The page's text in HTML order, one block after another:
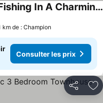
Snowmobile, Utv Trails, Fishing In A Charming 3-bedroom House In Republic
km de : Champion
Consulter les prix
Partager